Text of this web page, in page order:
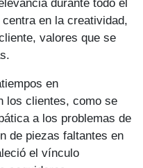
durante todo el
en la creatividad,
valores que se
en
los clientes, como se
a los problemas de
de piezas faltantes en
el vínculo